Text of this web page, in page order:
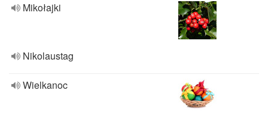
Mikołajki
Nikolaustag
Wielkanoc